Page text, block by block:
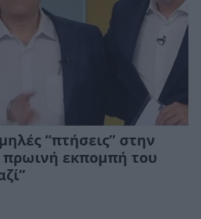
“πτήσεις” στην
πρωινή εκπομπή του